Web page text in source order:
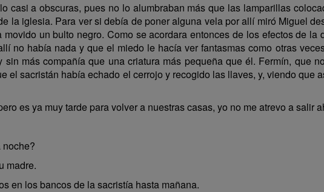
casi a obscuras, pues no lo alumbraban más que las lamparillas
la iglesia. Para ver si debía de poner alguna vela por allí miró Miguel
un bulto negro. Como se acordara entonces de los efectos de
no había nada y que el miedo le hacía ver fantasmas como otras
más compañía que una criatura más pequeña que él. Fermín, que
el sacristán había echado el cerrojo y recogido las llaves, y, viendo que
es ya muy tarde para volver a nuestras casas, yo no me atrevo a salir
madre.
en los bancos de la sacristía hasta mañana.